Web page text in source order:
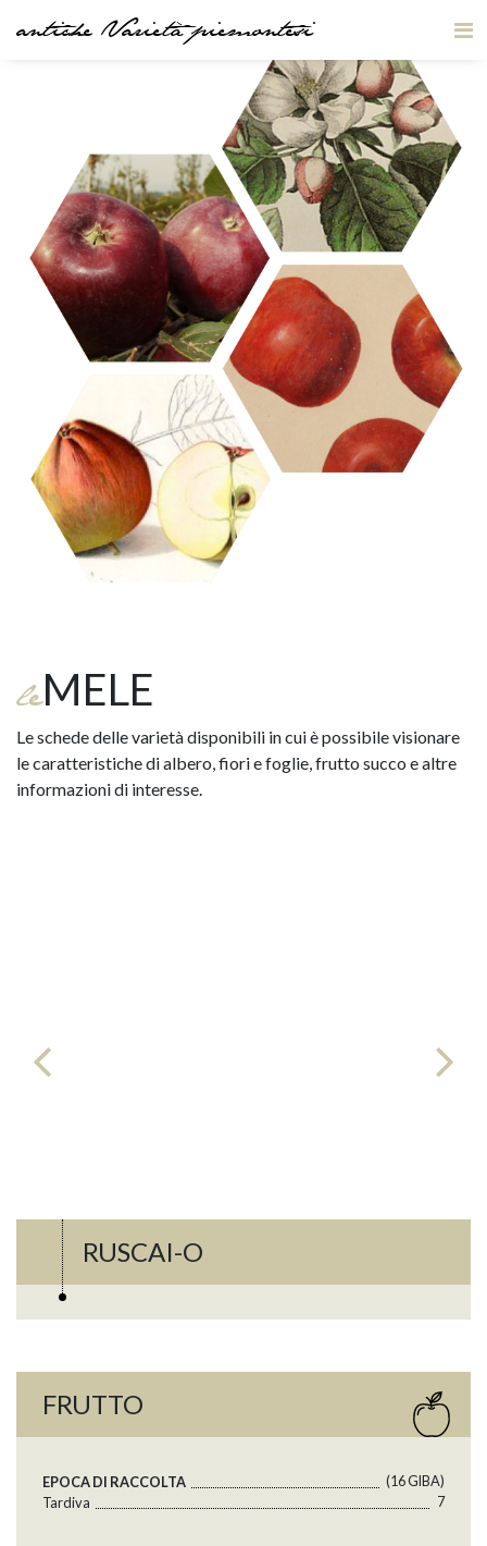
antiche Varietà piemontesi
leMELE
Le schede delle varietà disponibili in cui è possibile visionare
le caratteristiche di albero, fiori e foglie, frutto succo e altre
informazioni di interesse.
RUSCAI-O
FRUTTO
EPOCA DI RACCOLTA
(16 GlBA)
Tardiva
7